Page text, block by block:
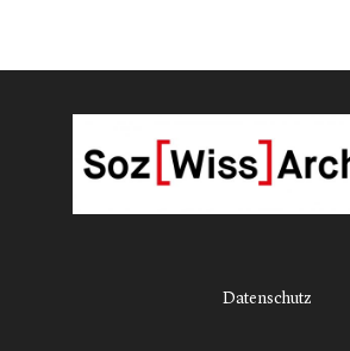
Datenschutz